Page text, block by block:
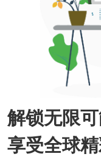
解锁无限可
享受全球精